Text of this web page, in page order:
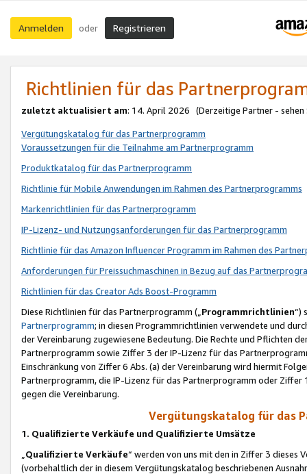
Anmelden oder Registrieren
Richtlinien für das
zuletzt aktualisiert am: 14. April 2026 (Derzeitige Partner - sehen
Vergütungskatalog für das Partnerprogramm
Voraussetzungen für die Teilnahme am Partnerprogramm
Produktkatalog für das Partnerprogramm
Richtlinie für Mobile Anwendungen im Rahmen des Partnerprogramms
Markenrichtlinien für das Partnerprogramm
IP-Lizenz- und Nutzungsanforderungen für das Partnerprogramm
Richtlinie für das Amazon Influencer Programm im Rahmen des
Anforderungen für Preissuchmaschinen in Bezug auf das
Richtlinien für das Creator Ads Boost-Programm
Diese Richtlinien für das Partnerprogramm („Programmrichtlinien“)
Partnerprogramm; in diesen Programmrichtlinien verwendete und
der Vereinbarung zugewiesene Bedeutung. Die Rechte und Pflichten
Partnerprogramm sowie Ziffer 3 der IP-Lizenz für das
Einschränkung von Ziffer 6 Abs. (a) der Vereinbarung wird hiermit
Partnerprogramm, die IP-Lizenz für das Partnerprogramm oder
gegen die Vereinbarung.
Vergütungskatalog für das
1. Qualifizierte Verkäufe und Qualifizierte Umsätze
Qualifizierte Verkäufe“ werden von uns mit den in Ziffer 3
(vorbehaltlich der in diesem Vergütungskatalog beschriebenen